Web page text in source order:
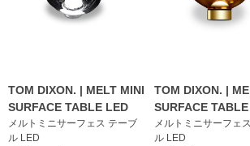
TOM DIXON. | MELT MINI
SURFACE TABLE LED
メルトミニサーフェス テーブ
ル LED
TOM DIXON. |
SURFACE
メルトミニサーフェ
ル LED